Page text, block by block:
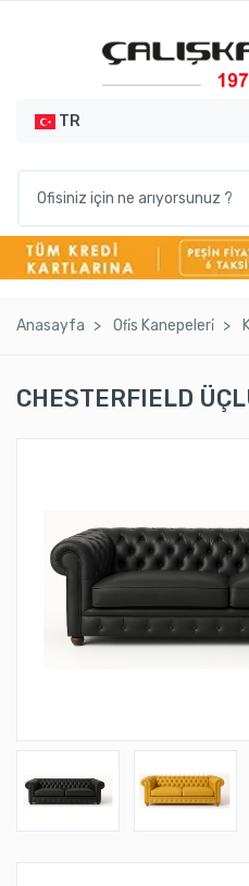
TR
Anasayfa Ofi̇s Kanepeleri̇
CHESTERFIELD